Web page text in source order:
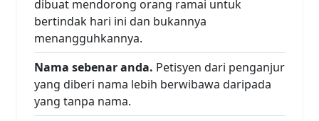
dibuat mendorong orang ramai untuk
bertindak hari ini dan bukannya
menangguhkannya.
Nama sebenar anda. Petisyen dari penganjur
yang diberi nama lebih berwibawa daripada
yang tanpa nama.